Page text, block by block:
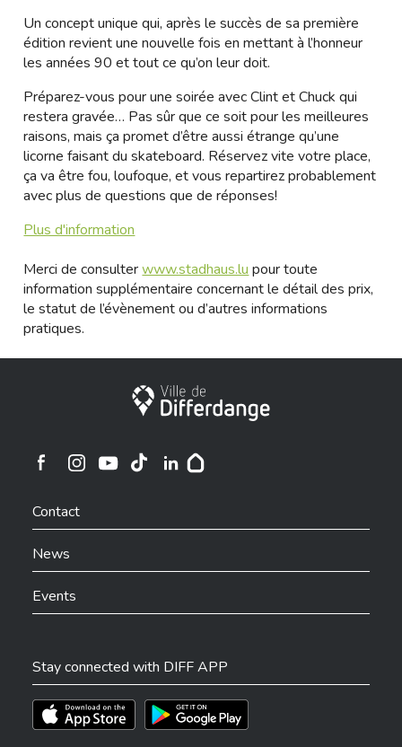
Un concept unique qui, après le succès de sa première
édition revient une nouvelle fois en mettant à l’honneur
les années 90 et tout ce qu’on leur doit.
Préparez-vous pour une soirée avec Clint et Chuck qui
restera gravée… Pas sûr que ce soit pour les meilleures
raisons, mais ça promet d’être aussi étrange qu’une
licorne faisant du skateboard. Réservez vite votre place,
ça va être fou, loufoque, et vous repartirez probablement
avec plus de questions que de réponses!
Plus d'information
Merci de consulterwww.stadhaus.lu pour toute
information supplémentaire concernant le détail des prix,
le statut de l’évènement ou d’autres informations
pratiques.
City of Differdange
Ville de Differdange sur Instagram
Contact
News
Events
Stay connected with DIFF APP
Téléchargez l'app sur l'App StoreTéléchargez l'app sur Play Store